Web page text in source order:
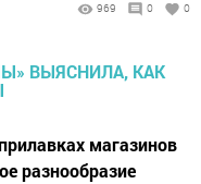
969 0 0
магазинов
разнообразие